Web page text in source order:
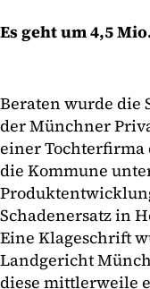
Es geht um 4,5
Beraten wurde die
der Münchner
einer Tochterfirma
die Kommune
Schadenersatz in
Eine Klageschrift
Landgericht
diese mittlerweile